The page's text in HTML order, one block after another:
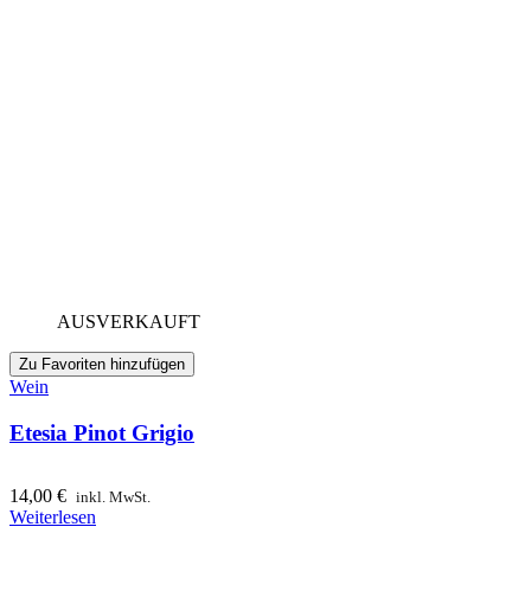
AUSVERKAUFT
Zu Favoriten hinzufügen
Wein
Etesia Pinot Grigio
14,00 € inkl. MwSt.
Weiterlesen